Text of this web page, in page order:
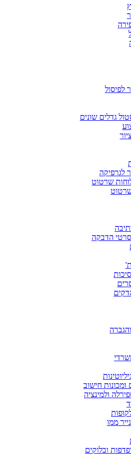
לפיסול
גדלים שונים
לגרפיקה
שרטוט
הדבקה
ומכונות חישוב
ולמינציה
ממו
ובלוקים